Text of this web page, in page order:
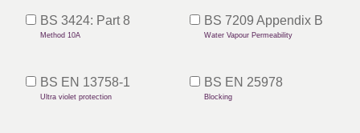
BS 3424: Part 8
Method 10A
BS 7209 Appendix B
Water Vapour Permeability
BS EN 13758-1
Ultra violet protection
BS EN 25978
Blocking